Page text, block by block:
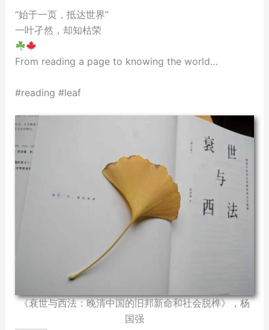
“始于一页，抵达世界”
一叶孑然，却知枯荣
From reading a page to knowing the world…
#reading #leaf
《衰世与西法：晚清中国的旧邦新命和社会脱榫》，杨
国强